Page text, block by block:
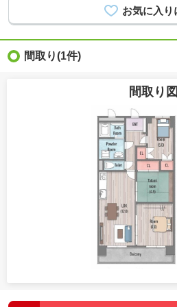
間取り(1件)
間取り図